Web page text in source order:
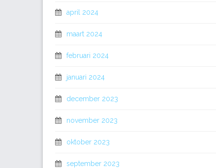
april 2024
maart 2024
februari 2024
januari 2024
december 2023
november 2023
oktober 2023
september 2023